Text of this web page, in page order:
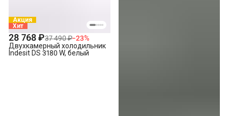
Акция
Хит
28 768 ₽37 490 ₽−23%
Двухкамерный холодильник
Indesit DS 3180 W, белый